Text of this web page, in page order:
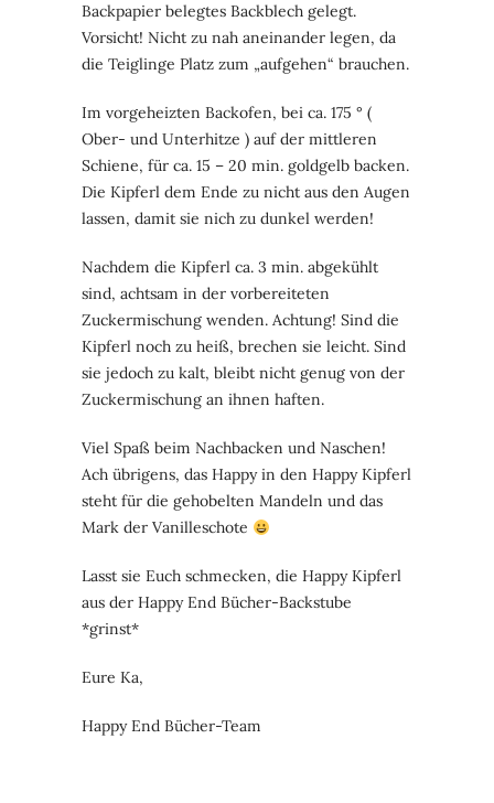
Backpapier belegtes Backblech gelegt.
Vorsicht! Nicht zu nah aneinander legen, da
die Teiglinge Platz zum „aufgehen“ brauchen.
Im vorgeheizten Backofen, bei ca. 175 ° (
Ober- und Unterhitze ) auf der mittleren
Schiene, für ca. 15 – 20 min. goldgelb backen.
Die Kipferl dem Ende zu nicht aus den Augen
lassen, damit sie nich zu dunkel werden!
Nachdem die Kipferl ca. 3 min. abgekühlt
sind, achtsam in der vorbereiteten
Zuckermischung wenden. Achtung! Sind die
Kipferl noch zu heiß, brechen sie leicht. Sind
sie jedoch zu kalt, bleibt nicht genug von der
Zuckermischung an ihnen haften.
Viel Spaß beim Nachbacken und Naschen!
Ach übrigens, das Happy in den Happy Kipferl
steht für die gehobelten Mandeln und das
Mark der Vanilleschote
Lasst sie Euch schmecken, die Happy Kipferl
aus der Happy End Bücher-Backstube
*grinst*
Eure Ka,
Happy End Bücher-Team